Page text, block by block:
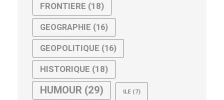
FRONTIERE (18)
GEOGRAPHIE (16)
GEOPOLITIQUE (16)
HISTORIQUE (18)
HUMOUR (29) ILE (7)